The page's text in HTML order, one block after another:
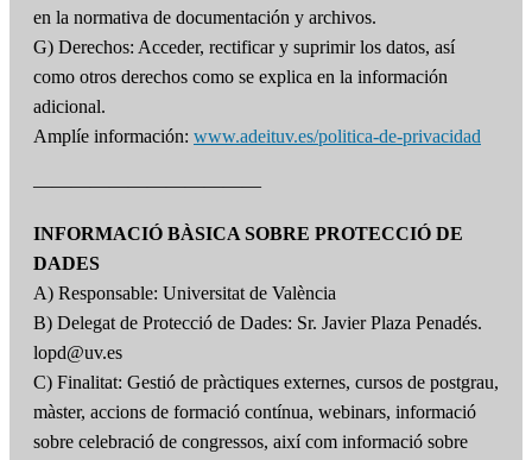
en la normativa de documentación y archivos.
G) Derechos: Acceder, rectificar y suprimir los datos, así
como otros derechos como se explica en la información
adicional.
Amplíe información: www.adeituv.es/politica-de-privacidad
————————————
INFORMACIÓ BÀSICA SOBRE PROTECCIÓ DE
DADES
A) Responsable: Universitat de València
B) Delegat de Protecció de Dades: Sr. Javier Plaza Penadés.
lopd@uv.es
C) Finalitat: Gestió de pràctiques externes, cursos de postgrau,
màster, accions de formació contínua, webinars, informació
sobre celebració de congressos, així com informació sobre